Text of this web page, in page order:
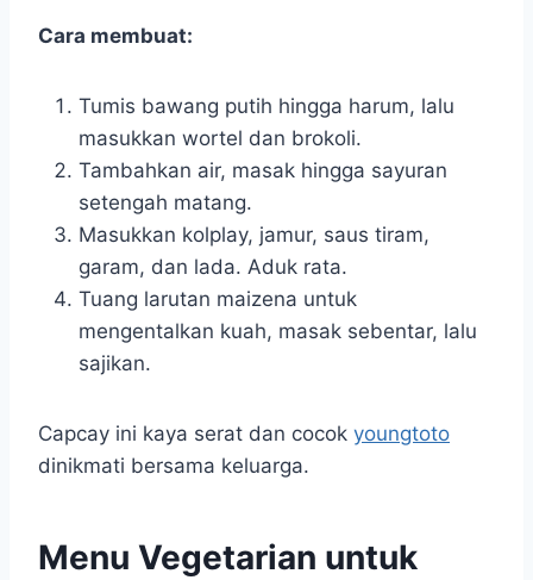
Cara membuat:
Tumis bawang putih hingga harum, lalu
masukkan wortel dan brokoli.
Tambahkan air, masak hingga sayuran
setengah matang.
Masukkan kolplay, jamur, saus tiram,
garam, dan lada. Aduk rata.
Tuang larutan maizena untuk
mengentalkan kuah, masak sebentar, lalu
sajikan.
Capcay ini kaya serat dan cocok youngtoto
dinikmati bersama keluarga.
Menu Vegetarian untuk